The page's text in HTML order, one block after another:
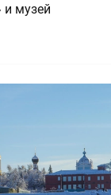
и музей